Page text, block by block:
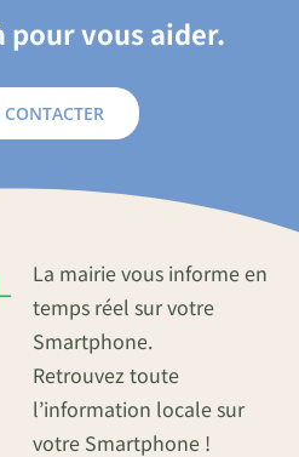
pour vous aider.
La mairie vous informe en
temps réel sur votre
Smartphone.
Retrouvez toute
l’information locale sur
votre Smartphone !